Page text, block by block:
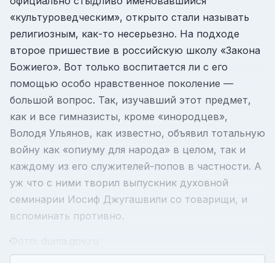
«культуроведческим», открыто стали называть
религиозным, как-то несерьезно. На подходе
второе пришествие в российскую школу «Закона
Божиего». Вот только воспитается ли с его
помощью особо нравственное поколение —
большой вопрос. Так, изучавший этот предмет,
как и все гимназисты, кроме «инородцев»,
Володя Ульянов, как известно, объявил тотальную
войну как «опиуму для народа» в целом, так и
каждому из его служителей-попов в частности. А
уж что с ними творил выпускник духовной
семинарии Иосиф Джугашвили со товарищи, и
вспоминать противно.
Фото: duma.gov.ru